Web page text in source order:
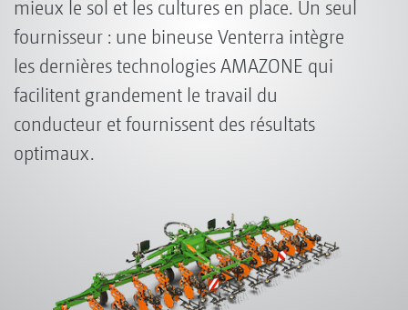
mieux le sol et les cultures en place. Un seul
fournisseur : une bineuse Venterra intègre
les dernières technologies AMAZONE qui
facilitent grandement le travail du
conducteur et fournissent des résultats
optimaux.